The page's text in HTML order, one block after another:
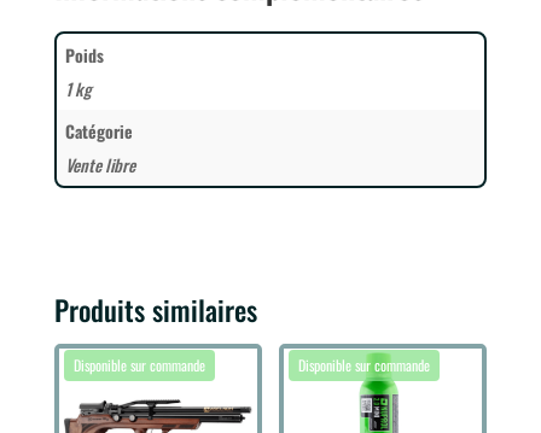
Poids
1 kg
Catégorie
Vente libre
Produits similaires